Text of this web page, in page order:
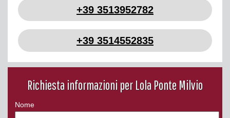
+39 3513952782
+39 3514552835
Richiesta informazioni per Lola Ponte Milvio
Nome